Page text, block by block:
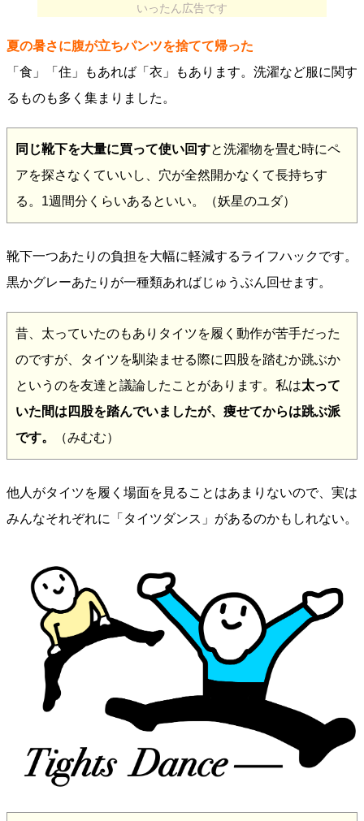
いったん広告です
夏の暑さに腹が立ちパンツを捨てて帰った
「食」「住」もあれば「衣」もあります。洗濯など服に関す
るものも多く集まりました。
同じ靴下を大量に買って使い回すと洗濯物を畳む時にペ
アを探さなくていいし、穴が全然開かなくて長持ちす
る。1週間分くらいあるといい。（妖星のユダ）
靴下一つあたりの負担を大幅に軽減するライフハックです。
黒かグレーあたりが一種類あればじゅうぶん回せます。
昔、太っていたのもありタイツを履く動作が苦手だった
のですが、タイツを馴染ませる際に四股を踏むか跳ぶか
というのを友達と議論したことがあります。私は太って
いた間は四股を踏んでいましたが、痩せてからは跳ぶ派
です。
（みむむ）
他人がタイツを履く場面を見ることはあまりないので、実は
みんなそれぞれに「タイツダンス」があるのかもしれない。